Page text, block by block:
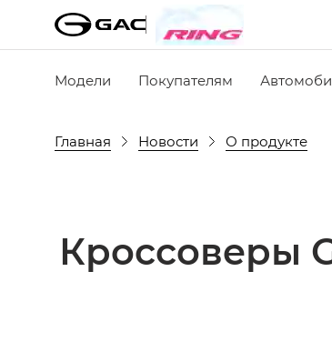
Модели Покупателям
Главная Новости О продукте
Кроссоверы